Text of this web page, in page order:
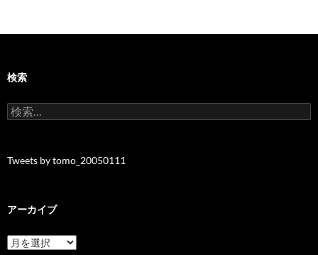
検索
検
索:
Tweets by tomo_20050111
アーカイブ
ア